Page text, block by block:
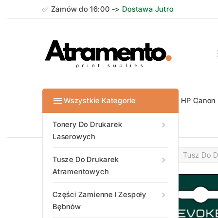
✅ Zamów do 16:00 -> Dostawa Jutro
Wszystkie Kategorie

Tonery Do Drukarek
Laserowych

Tusze Do Drukarek
Atramentowych

Części Zamienne I Zespoły
Bębnów
HP Canon
Strona Główna Tusz Do